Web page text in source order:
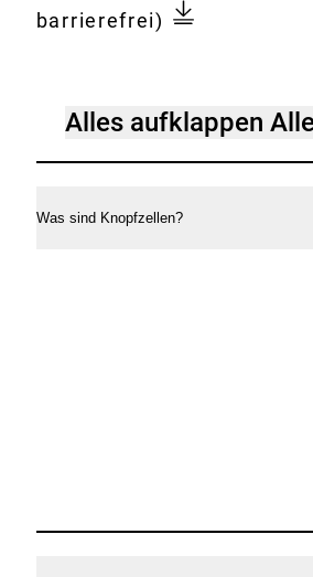
barrierefrei)
[Accordion]
im
Alles aufklappen
Was sind Knopfzellen?